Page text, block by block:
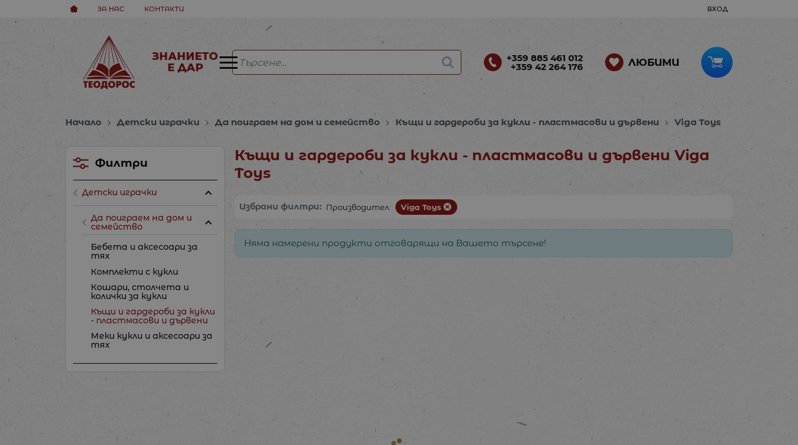
ЗА НАС КОНТАКТИ ВХОД
ЗНАНИЕТО
Е ДАР
+359 885 461 012
+359 42 264 176 ЛЮБИМИ
Начало Детски играчки Да поиграем на дом и семейство Къщи и гардероби за кукли - пластмасови и дървени Viga Toys
Къщи и гардероби за кукли - пластмасови и дървени Viga
Toys
Избрани филтри: Производител: Viga Toys
Няма намерени продукти отговарящи на Вашето търсене!
Филтри
Детски играчки
Да поиграем на дом и
семейство
Бебета и аксесоари за
тях
Комплекти с кукли
Кошари, столчета и
колички за кукли
Къщи и гардероби за кукли
- пластмасови и дървени
Меки кукли и аксесоари за
тях